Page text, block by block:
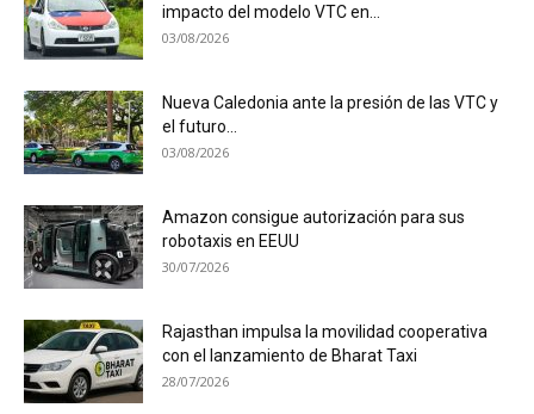
impacto del modelo VTC en...
03/08/2026
Nueva Caledonia ante la presión de las VTC y
el futuro...
03/08/2026
Amazon consigue autorización para sus
robotaxis en EEUU
30/07/2026
Rajasthan impulsa la movilidad cooperativa
con el lanzamiento de Bharat Taxi
28/07/2026